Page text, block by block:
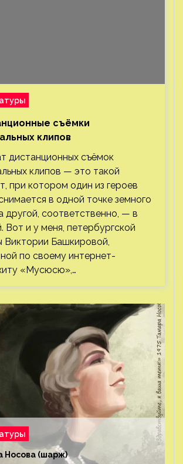
съёмки
клипов⁠⁠
дистанционных съёмок
клипов — это такой
при котором один из героев
в одной точке земного
другой, соответственно, — в
Вот и у меня, петербургской
Виктории Башкировой,
по своему интернет-
«Мусюсю»,…
Носова (шарж)⁠⁠